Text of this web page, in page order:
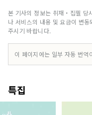
제기구가
사이, 그리
웰빙 미래
엑스포를
과학기술,
메시마 신
한 도시디
본 기사의 정보는 취재・집필 당
나 서비스의 내용 및 요금이 변
주시기 바랍니다.
이 페이지에는 일부 자동 번역
특집